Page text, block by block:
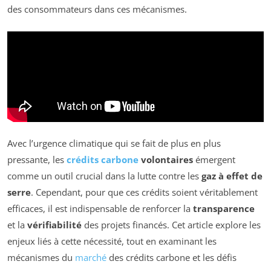
des consommateurs dans ces mécanismes.
Avec l’urgence climatique qui se fait de plus en plus
pressante, les crédits carbone volontaires émergent
comme un outil crucial dans la lutte contre les gaz à effet de
serre. Cependant, pour que ces crédits soient véritablement
efficaces, il est indispensable de renforcer la transparence
et la vérifiabilité des projets financés. Cet article explore les
enjeux liés à cette nécessité, tout en examinant les
mécanismes du marché des crédits carbone et les défis